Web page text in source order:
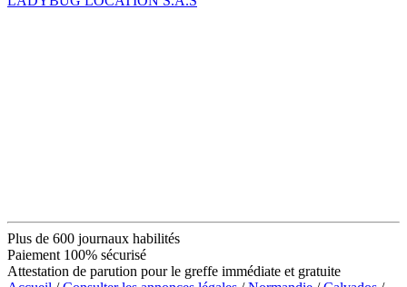
Plus de 600 journaux habilités
Paiement 100% sécurisé
Attestation de parution pour le greffe immédiate et gratuite